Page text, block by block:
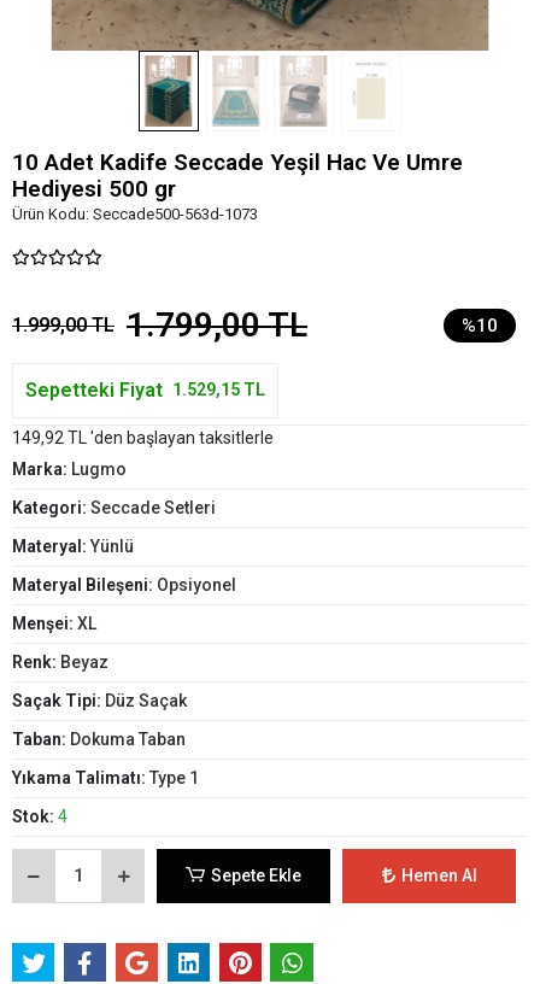
10 Adet Kadife Seccade Yeşil Hac Ve Umre
Hediyesi 500 gr
Ürün Kodu: Seccade500-563d-1073
1.999,00 TL 1.799,00 TL %10
Sepetteki Fiyat 1.529,15 TL
149,92 TL 'den başlayan taksitlerle
Marka: Lugmo
Kategori: Seccade Setleri
Materyal:Yünlü
Materyal Bileşeni: Opsiyonel
Menşei: XL
Renk: Beyaz
Saçak Tipi: Düz Saçak
Taban: Dokuma Taban
Yıkama Talimatı: Type 1
Stok: 4
Sepete Ekle Hemen Al